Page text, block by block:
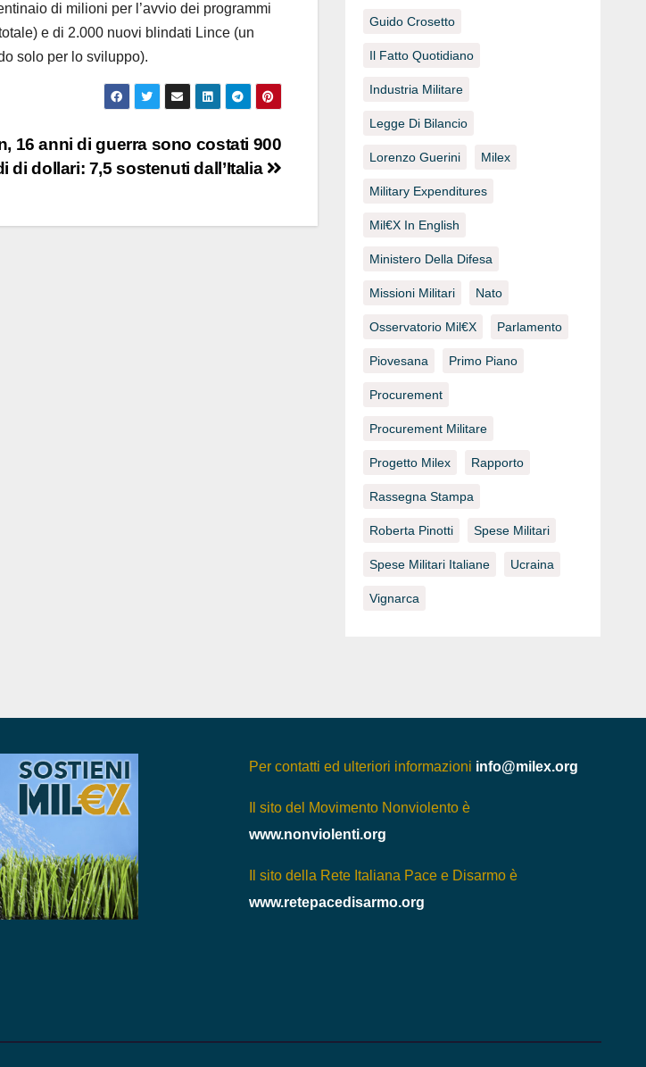
di milioni per l’avvio dei programmi
e di 2.000 nuovi blindati Lince (un
solo per lo sviluppo).
16 anni di guerra sono costati 900
di dollari: 7,5 sostenuti dall’Italia
Guido Crosetto
Il Fatto Quotidiano
Industria Militare
Legge Di Bilancio
Lorenzo Guerini Milex
Military Expenditures
Mil€x In English
Ministero Della Difesa
Missioni Militari Nato
Osservatorio Mil€x Parlamento
Piovesana Primo Piano
Procurement
Procurement Militare
Progetto Milex Rapporto
Rassegna Stampa
Roberta Pinotti Spese Militari
Spese Militari Italiane Ucraina
Vignarca
Per contatti ed ulteriori informazioni info@milex.org
Il sito del Movimento Nonviolento è
www.nonviolenti.org
Il sito della Rete Italiana Pace e Disarmo è
www.retepacedisarmo.org